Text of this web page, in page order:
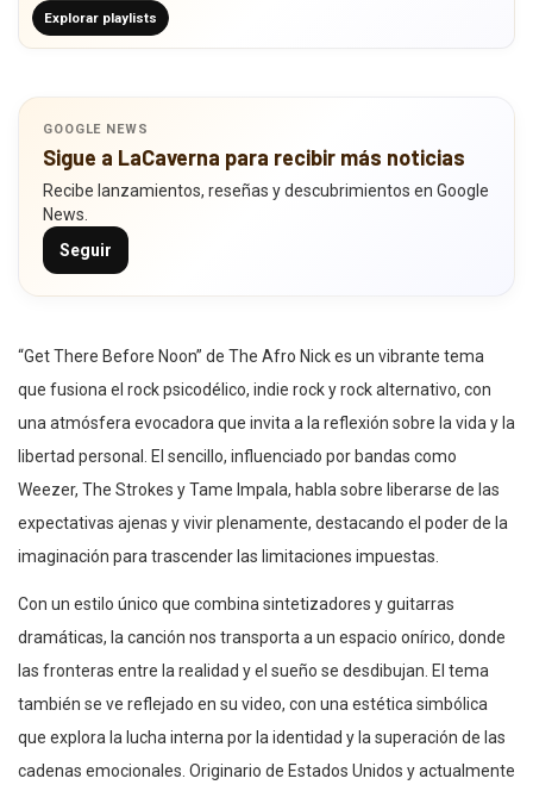
Explorar playlists
GOOGLE NEWS
Sigue a LaCaverna para recibir más noticias
Recibe lanzamientos, reseñas y descubrimientos en Google
News.
Seguir
“Get There Before Noon” de The Afro Nick es un vibrante tema
que fusiona el rock psicodélico, indie rock y rock alternativo, con
una atmósfera evocadora que invita a la reflexión sobre la vida y la
libertad personal. El sencillo, influenciado por bandas como
Weezer, The Strokes y Tame Impala, habla sobre liberarse de las
expectativas ajenas y vivir plenamente, destacando el poder de la
imaginación para trascender las limitaciones impuestas.
Con un estilo único que combina sintetizadores y guitarras
dramáticas, la canción nos transporta a un espacio onírico, donde
las fronteras entre la realidad y el sueño se desdibujan. El tema
también se ve reflejado en su video, con una estética simbólica
que explora la lucha interna por la identidad y la superación de las
cadenas emocionales. Originario de Estados Unidos y actualmente